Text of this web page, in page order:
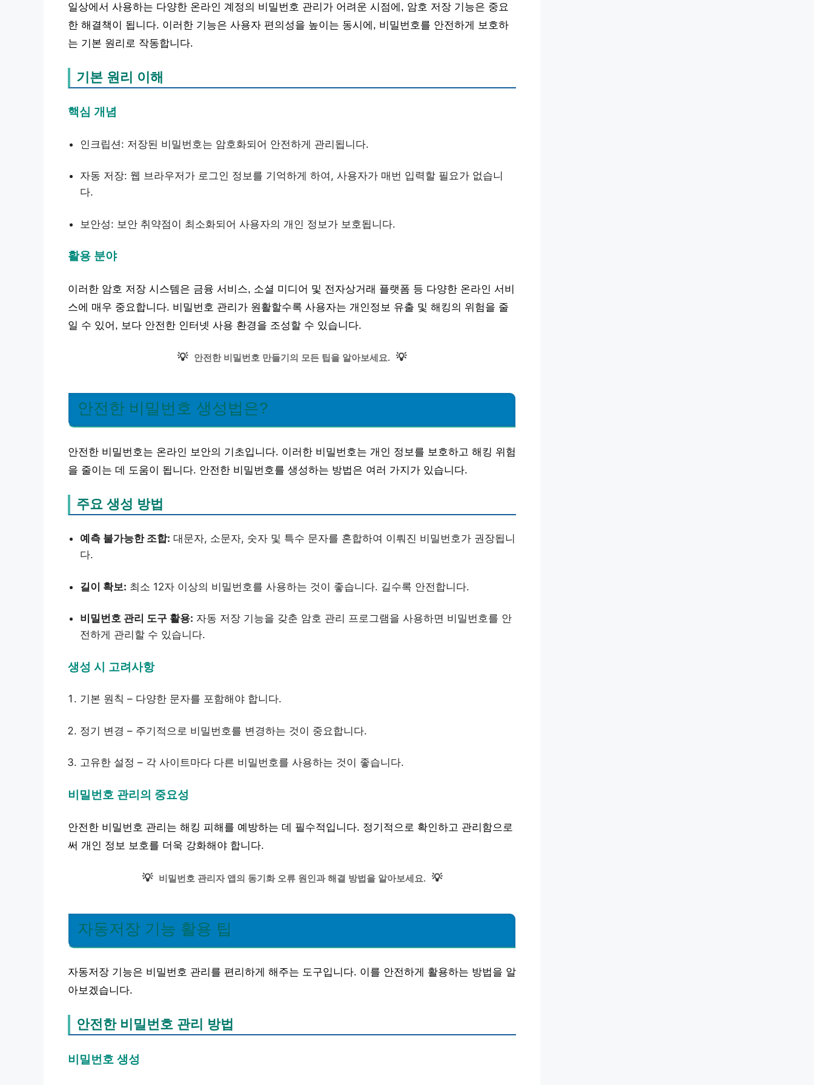
일상에서 사용하는 다양한 온라인 계정의 비밀번호 관리가 어려운 시점에, 암호 저장 기능은 중요
한 해결책이 됩니다. 이러한 기능은 사용자 편의성을 높이는 동시에, 비밀번호를 안전하게 보호하
는 기본 원리로 작동합니다.
기본 원리 이해
핵심 개념
인크립션: 저장된 비밀번호는 암호화되어 안전하게 관리됩니다.
자동 저장: 웹 브라우저가 로그인 정보를 기억하게 하여, 사용자가 매번 입력할 필요가 없습니
다.
보안성: 보안 취약점이 최소화되어 사용자의 개인 정보가 보호됩니다.
활용 분야
이러한 암호 저장 시스템은 금융 서비스, 소셜 미디어 및 전자상거래 플랫폼 등 다양한 온라인 서비
스에 매우 중요합니다. 비밀번호 관리가 원활할수록 사용자는 개인정보 유출 및 해킹의 위험을 줄
일 수 있어, 보다 안전한 인터넷 사용 환경을 조성할 수 있습니다.
💡 안전한 비밀번호 만들기의 모든 팁을 알아보세요. 💡
안전한 비밀번호 생성법은?
안전한 비밀번호는 온라인 보안의 기초입니다. 이러한 비밀번호는 개인 정보를 보호하고 해킹 위험
을 줄이는 데 도움이 됩니다. 안전한 비밀번호를 생성하는 방법은 여러 가지가 있습니다.
주요 생성 방법
예측 불가능한 조합: 대문자, 소문자, 숫자 및 특수 문자를 혼합하여 이뤄진 비밀번호가 권장됩니
다.
길이 확보: 최소 12자 이상의 비밀번호를 사용하는 것이 좋습니다. 길수록 안전합니다.
비밀번호 관리 도구 활용: 자동 저장 기능을 갖춘 암호 관리 프로그램을 사용하면 비밀번호를 안
전하게 관리할 수 있습니다.
생성 시 고려사항
기본 원칙 – 다양한 문자를 포함해야 합니다.
정기 변경 – 주기적으로 비밀번호를 변경하는 것이 중요합니다.
고유한 설정 – 각 사이트마다 다른 비밀번호를 사용하는 것이 좋습니다.
비밀번호 관리의 중요성
안전한 비밀번호 관리는 해킹 피해를 예방하는 데 필수적입니다. 정기적으로 확인하고 관리함으로
써 개인 정보 보호를 더욱 강화해야 합니다.
💡 비밀번호 관리자 앱의 동기화 오류 원인과 해결 방법을 알아보세요. 💡
자동저장 기능 활용 팁
자동저장 기능은 비밀번호 관리를 편리하게 해주는 도구입니다. 이를 안전하게 활용하는 방법을 알
아보겠습니다.
안전한 비밀번호 관리 방법
비밀번호 생성